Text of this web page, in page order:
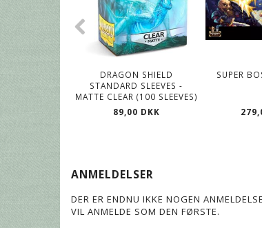
DRAGON SHIELD
STANDARD SLEEVES -
MATTE CLEAR (100 SLEEVES)
89,00 DKK
SUPER
ANMELDELSER
DER ER ENDNU IKKE NOGEN
VIL ANMELDE SOM DEN FØRSTE.